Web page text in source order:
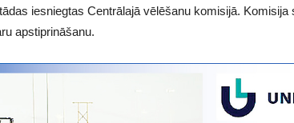
iesniegtas Centrālajā vēlēšanu komisijā.
apstiprināšanu.